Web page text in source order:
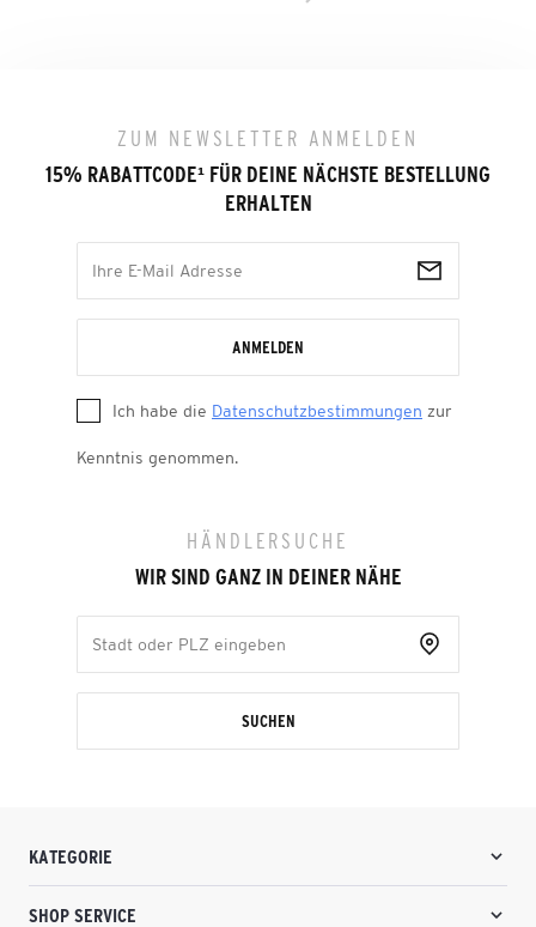
ZUM NEWSLETTER ANMELDEN
15% RABATTCODE¹ FÜR DEINE NÄCHSTE BESTELLUNG
ERHALTEN
ANMELDEN
Ich habe die Datenschutzbestimmungen zur
Kenntnis genommen.
HÄNDLERSUCHE
WIR SIND GANZ IN DEINER NÄHE
SUCHEN
KATEGORIE
SHOP SERVICE